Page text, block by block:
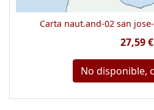
Carta naut.and-02 san
27,59 €
No disponible,